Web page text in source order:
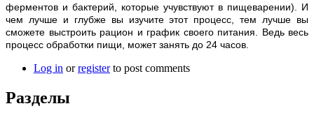
ферментов и бактерий, которые учувствуют в пищеварении). И
чем лучше и глубже вы изучите этот процесс, тем лучше вы
сможете выстроить рацион и график своего питания. Ведь весь
процесс обработки пищи, может занять до 24 часов.
Log in orregisterto post comments
Разделы